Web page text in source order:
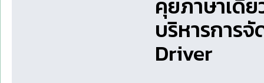
คุยภาษาเดี
บริหารการจั
Driver